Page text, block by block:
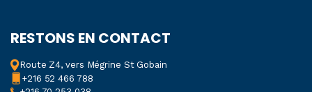
RESTONS EN CONTACT
Route Z4, vers Mégrine St Gobain
+216 52 466 788